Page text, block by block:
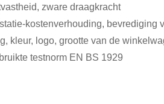
zware draagkracht
kostenverhouding, bevrediging
kleur, logo, grootte van de
testnorm EN BS 1929